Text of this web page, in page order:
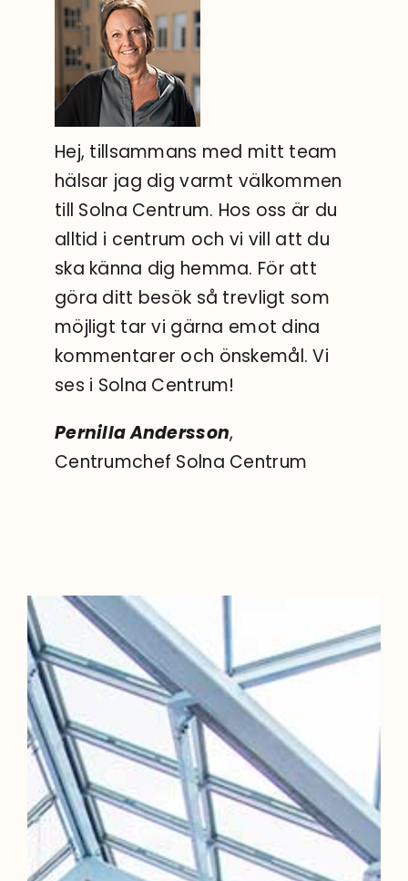
Hej, tillsammans med mitt team
hälsar jag dig varmt välkommen
till Solna Centrum. Hos oss är du
alltid i centrum och vi vill att du
ska känna dig hemma. För att
göra ditt besök så trevligt som
möjligt tar vi gärna emot dina
kommentarer och önskemål. Vi
ses i Solna Centrum!
Pernilla Andersson,
Centrumchef Solna Centrum